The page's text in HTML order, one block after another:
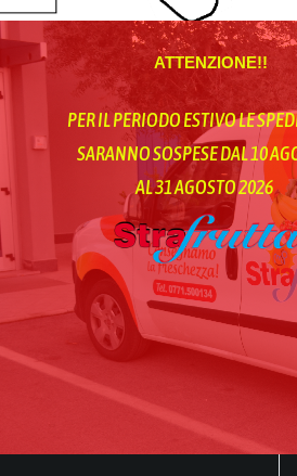
ATTENZIONE!!
PER IL PERIODO ESTIVO LE
SARANNO SOSPESE DAL 10
AL 31 AGOSTO 2026
Ortofrutticoli, sani, freschi e genuini.
frutta online.
a domicilio in tutta Italia. Azienda